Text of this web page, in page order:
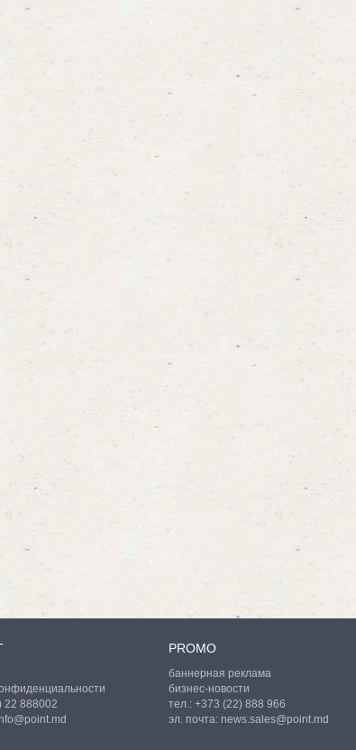
22 888002
PROMO
баннерная реклама
бизнес-новости
тел.: +373 (22) 888 966
эл. почта: news.sales@point.md